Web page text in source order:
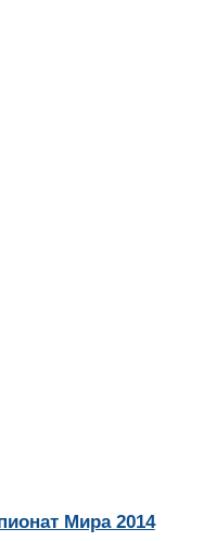
Мира 2014